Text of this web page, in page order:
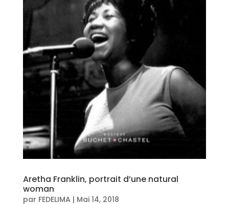
Aretha Franklin, portrait d’une natural
woman
par FEDELIMA | Mai 14, 2018